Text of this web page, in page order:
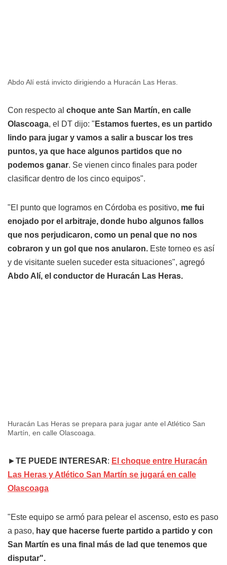
Abdo Alí está invicto dirigiendo a Huracán Las Heras.
Con respecto al choque ante San Martín, en calle
Olascoaga, el DT dijo: " Estamos fuertes, es un partido
lindo para jugar y vamos a salir a buscar los tres
puntos, ya que hace algunos partidos que no
podemos ganar. Se vienen cinco finales para poder
clasificar dentro de los cinco equipos".
"El punto que logramos en Córdoba es positivo, me fui
enojado por el arbitraje, donde hubo algunos fallos
que nos perjudicaron, como un penal que no nos
cobraron y un gol que nos anularon. Este torneo es así
y de visitante suelen suceder esta situaciones", agregó
Abdo Alí, el conductor de Huracán Las Heras.
Huracán Las Heras se prepara para jugar ante el Atlético San
Martín, en calle Olascoaga.
►TE PUEDE INTERESAR: El choque entre Huracán
Las Heras y Atlético San Martín se jugará en calle
Olascoaga
"Este equipo se armó para pelear el ascenso, esto es paso
a paso, hay que hacerse fuerte partido a partido y con
San Martín es una final más de lad que tenemos que
disputar".